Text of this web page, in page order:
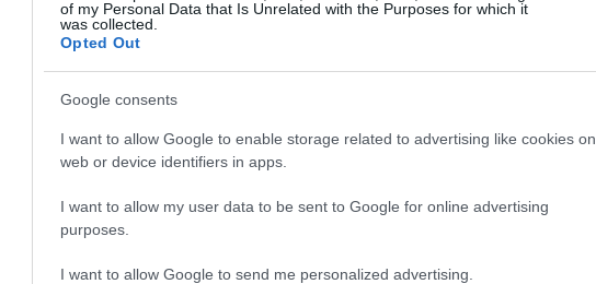
of my Personal Data that Is Unrelated with the Purposes for which it
was collected.
Opted Out
Google consents
I want to allow Google to enable storage related to advertising like cookies on
web or device identifiers in apps.
I want to allow my user data to be sent to Google for online advertising
purposes.
I want to allow Google to send me personalized advertising.